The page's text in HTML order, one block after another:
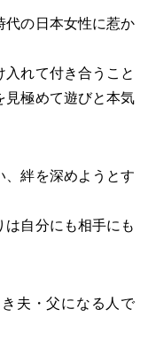
代の日本女性に惹か
れて付き合うこと
見極めて遊びと本気
、絆を深めようとす
は自分にも相手にも
夫・父になる人で